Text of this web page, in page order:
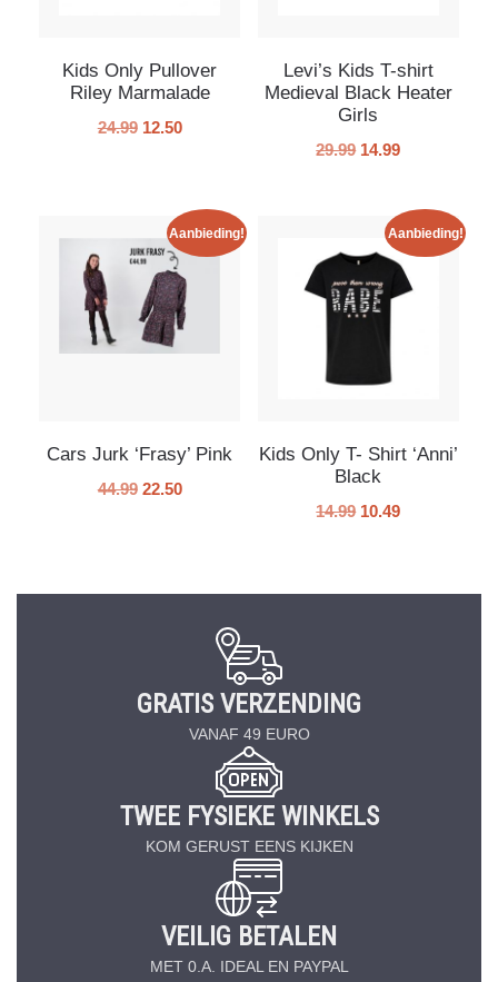
Kids Only Pullover
Riley Marmalade
24.99 12.50
Levi’s Kids T-shirt
Medieval Black Heater
Girls
29.99 14.99
Aanbieding!
Cars Jurk ‘Frasy’ Pink
44.99 22.50
Aanbieding!
Kids Only T- Shirt ‘Anni’
Black
14.99 10.49
GRATIS VERZENDING
VANAF 49 EURO
TWEE FYSIEKE WINKELS
KOM GERUST EENS KIJKEN
VEILIG BETALEN
MET 0.A. IDEAL EN PAYPAL